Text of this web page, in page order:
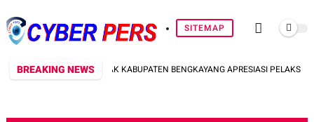
SITEMAP
BREAKING NEWS
KETUA PEMUDA DAYAK KABUPATEN BENGKAYANG APRESIASI